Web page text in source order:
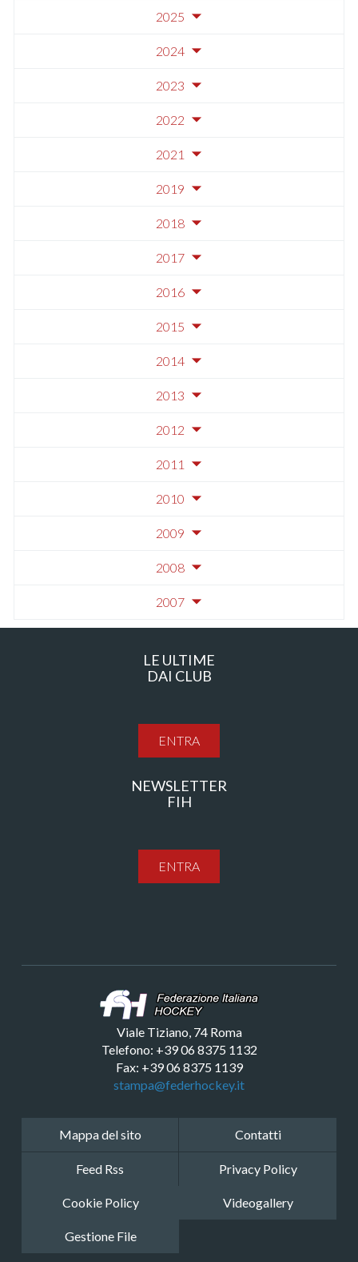
2025
2024
2023
2022
2021
2019
2018
2017
2016
2015
2014
2013
2012
2011
2010
2009
2008
2007
LE ULTIME
DAI CLUB
ENTRA
NEWSLETTER
FIH
ENTRA
Viale Tiziano, 74 Roma
Telefono: +39 06 8375 1132
Fax: +39 06 8375 1139
stampa@federhockey.it
Mappa del sito Contatti
Feed Rss Privacy Policy
Cookie Policy Videogallery
Gestione File